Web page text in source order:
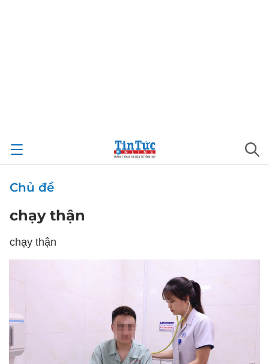
Chủ đề
chạy thận
chạy thận